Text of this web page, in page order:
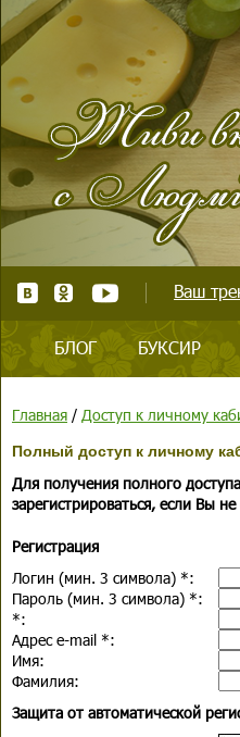
Ваш
БЛОГ БУКСИР
Главная / Доступ к личному
Полный доступ к личному
Для получения полного
зарегистрироваться, если Вы
Регистрация
Логин (мин. 3 символа) *:
Пароль (мин. 3 символа) *:
*:
Адрес e-mail *:
Имя:
Фамилия:
Защита от автоматической